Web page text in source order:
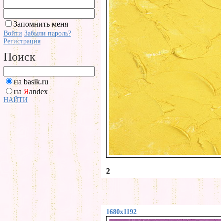
Запомнить меня
Войти Забыли пароль?
Регистрация
Поиск
на basik.ru
на Яandex
НАЙТИ
2
1680x1192